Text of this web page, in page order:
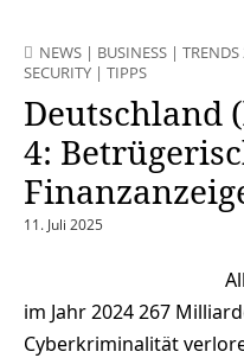
NEWS | BUSINESS |
SECURITY | TIPPS
Deutschland
4:
11. Juli 2025
im Jahr 2024 267
Cyberkriminalität